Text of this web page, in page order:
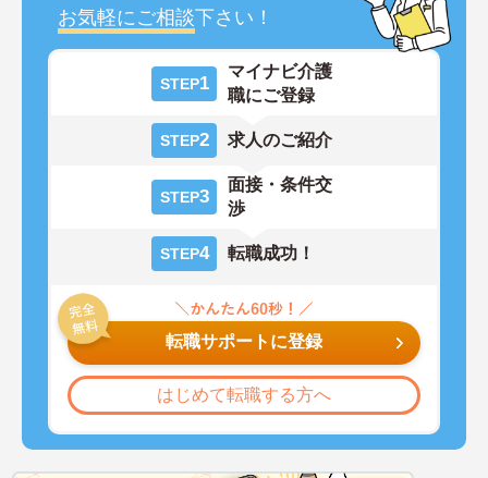
お気軽にご相談下さい！
STEP1
マイナビ介護
職にご登録
STEP2 求人のご紹介
STEP3
面接・条件交
渉
STEP4 転職成功！
転職サポートに登録
はじめて転職する方へ